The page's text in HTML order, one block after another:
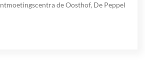
de Oosthof, De Peppel